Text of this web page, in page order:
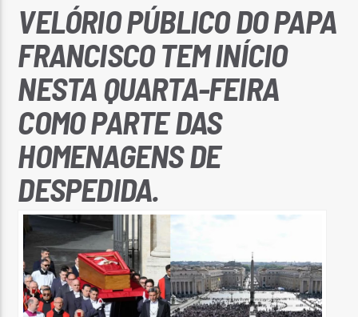
VELÓRIO PÚBLICO DO PAPA
FRANCISCO TEM INÍCIO
NESTA QUARTA-FEIRA
COMO PARTE DAS
HOMENAGENS DE
DESPEDIDA.